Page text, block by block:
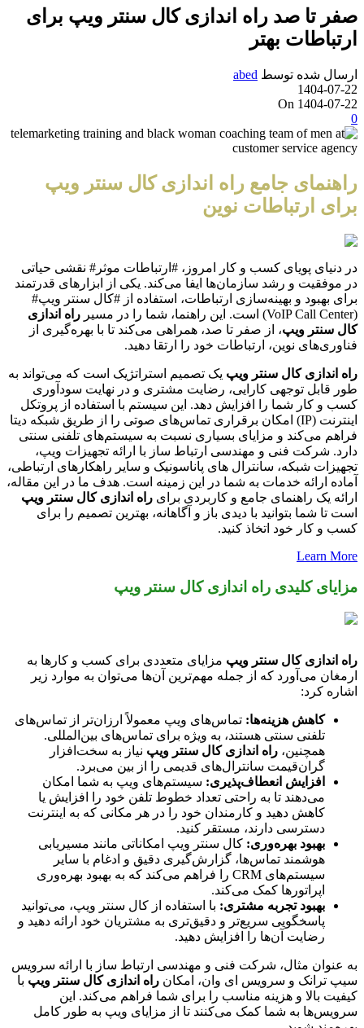
صفر تا صد راه اندازی کال سنتر ویپ برای
ارتباطات بهتر
ارسال شده توسط abed
1404-07-22
On 1404-07-22
0
راهنمای جامع راه اندازی کال سنتر ویپ
برای ارتباطات نوین
در دنیای پویای کسب و کار امروز، #ارتباطات موثر# نقشی حیاتی
در موفقیت و رشد سازمان‌ها ایفا می‌کند. یکی از ابزارهای قدرتمند
برای بهبود و بهینه‌سازی ارتباطات، استفاده از #کال سنتر ویپ#
(VoIP Call Center) است. این راهنما، شما را در مسیر
راه اندازی
کال سنتر ویپ، از صفر تا صد، همراهی می‌کند تا با بهره‌گیری از
فناوری‌های نوین، ارتباطات خود را ارتقا دهید.
راه اندازی کال سنتر ویپ یک تصمیم استراتژیک است که می‌تواند به
طور قابل توجهی کارایی، رضایت مشتری و در نهایت سودآوری
کسب و کار شما را افزایش دهد. این سیستم با استفاده از پروتکل
اینترنت (IP) امکان برقراری تماس‌های صوتی را از طریق شبکه دیتا
فراهم می‌کند و مزایای بسیاری نسبت به سیستم‌های تلفنی سنتی
دارد. شرکت فنی و مهندسی ارتباط ساز با ارائه تجهیزات ویپ،
تجهیزات شبکه، سانترال های پاناسونیک و سایر راهکارهای ارتباطی،
آماده ارائه خدمات به شما در این زمینه است. هدف ما در این مقاله،
ارائه یک راهنمای جامع و کاربردی برای راه اندازی کال سنتر ویپ
است تا شما بتوانید با دیدی باز و آگاهانه، بهترین تصمیم را برای
کسب و کار خود اتخاذ کنید.
Learn More
مزایای کلیدی راه اندازی کال سنتر ویپ
راه اندازی کال سنتر ویپ مزایای متعددی برای کسب و کارها به
ارمغان می‌آورد که از جمله مهم‌ترین آن‌ها می‌توان به موارد زیر
اشاره کرد:
کاهش هزینه‌ها: تماس‌های ویپ معمولاً ارزان‌تر از تماس‌های
تلفنی سنتی هستند، به ویژه برای تماس‌های بین‌المللی.
همچنین، راه اندازی کال سنتر ویپ نیاز به سخت‌افزار
گران‌قیمت سانترال‌های قدیمی را از بین می‌برد.
افزایش انعطاف‌پذیری: سیستم‌های ویپ به شما امکان
می‌دهند تا به راحتی تعداد خطوط تلفن خود را افزایش یا
کاهش دهید و کارمندان خود را در هر مکانی که به اینترنت
دسترسی دارند، مستقر کنید.
بهبود بهره‌وری: کال سنتر ویپ امکاناتی مانند مسیریابی
هوشمند تماس‌ها، گزارش‌گیری دقیق و ادغام با سایر
سیستم‌های CRM را فراهم می‌کند که به بهبود بهره‌وری
اپراتورها کمک می‌کند.
بهبود تجربه مشتری: با استفاده از کال سنتر ویپ، می‌توانید
پاسخگویی سریع‌تر و دقیق‌تری به مشتریان خود ارائه دهید و
رضایت آن‌ها را افزایش دهید.
به عنوان مثال، شرکت فنی و مهندسی ارتباط ساز با ارائه سرویس
سیپ ترانک و سرویس ای وان، امکان راه اندازی کال سنتر ویپ با
کیفیت بالا و هزینه مناسب را برای شما فراهم می‌کند. این
سرویس‌ها به شما کمک می‌کنند تا از مزایای ویپ به طور کامل